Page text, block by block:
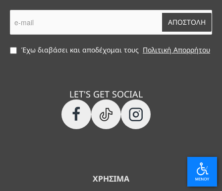
mail
ΑΠΟΣΤΟΛΗ
Έχω διαβάσει και αποδέχομαι τους Πολιτική Απορρήτου
LET'S GET SOCIAL
ΧΡΉΣΙΜΑ